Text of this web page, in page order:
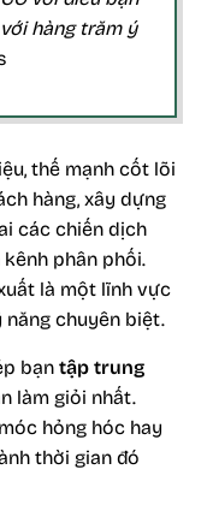
hàng trăm ý
thế mạnh cốt lõi
hàng, xây dựng
các chiến dịch
phân phối.
là một lĩnh vực
năng chuyên biệt.
bạn tập trung
làm giỏi nhất.
hỏng hóc hay
thời gian đó